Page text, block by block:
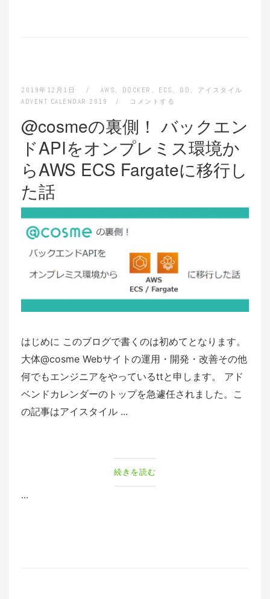
2019年12月1日 AWS DOCKER ECS GO
アイスタイル
ADVENT CALENDAR 2019
コメントする
@cosmeの裏側！ バックエン
ドAPIをオンプレミス環境か
らAWS ECS Fargateに移行し
た話
はじめに このブログで書くのは初めてとなります。
大体@cosme Webサイトの運用・開発・改善その他
何でもエンジニアをやっているttと申します。 アド
ベンドカレンダーのトップを急遽任されました。こ
の記事はアイスタイル ...
続きを読む
...